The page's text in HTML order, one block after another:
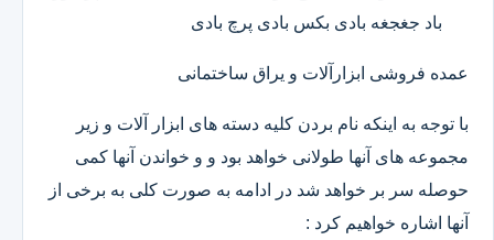
باد جغجغه بادی بکس بادی پرچ بادی
عمده فروشی ابزارآلات و یراق ساختمانی
با توجه به اینکه نام بردن کلیه دسته های ابزار آلات و زیر
مجموعه های آنها طولانی خواهد بود و و خواندن آنها کمی
حوصله سر بر خواهد شد در ادامه به صورت کلی به برخی از
آنها اشاره خواهیم کرد :